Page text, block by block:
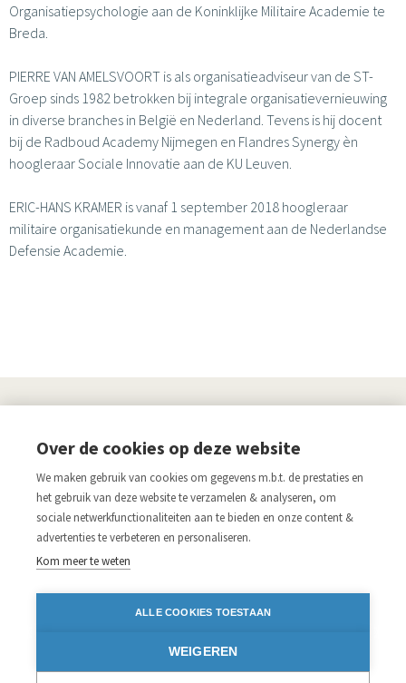
Organisatiepsychologie aan de Koninklijke Militaire Academie te
Breda.
PIERRE VAN AMELSVOORT is als organisatieadviseur van de ST-
Groep sinds 1982 betrokken bij integrale organisatievernieuwing
in diverse branches in België en Nederland. Tevens is hij docent
bij de Radboud Academy Nijmegen en Flandres Synergy èn
hoogleraar Sociale Innovatie aan de KU Leuven.
ERIC-HANS KRAMER is vanaf 1 september 2018 hoogleraar
militaire organisatiekunde en management aan de Nederlandse
Defensie Academie.
Links
Aanmelden nieuwsbrief
Pers
Acco.be
Algemene voorwaarden
Disclaimer
Privacy verklaring
Blijf op de hoogte
FacebookInstagram
TwitterLinkedIn iDEAL
Over de cookies op deze website
We maken gebruik van cookies om gegevens m.b.t. de prestaties en
het gebruik van deze website te verzamelen & analyseren, om
sociale netwerkfunctionaliteiten aan te bieden en onze content &
advertenties te verbeteren en personaliseren.
Kom meer te weten
ALLE COOKIES TOESTAAN
WEIGEREN